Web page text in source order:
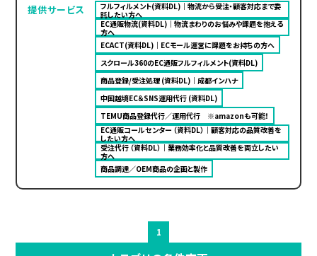
提供サービス
フルフィルメント(資料DL)｜物流から受注・顧客対応まで委
託したい方へ
EC通販物流(資料DL)｜物流まわりのお悩みや課題を抱える
方へ
ECACT(資料DL)｜ECモール運営に課題をお持ちの方へ
スクロール360のEC通販フルフィルメント(資料DL)
商品登録/受注処理 (資料DL)｜成都インハナ
中国越境EC＆SNS運用代行 (資料DL)
TEMU商品登録代行／運用代行 ※amazonも可能！
EC通販コールセンター （資料DL）｜顧客対応の品質改善を
したい方へ
受注代行 （資料DL）｜業務効率化と品質改善を両立したい
方へ
商品調達／OEM商品の企画と製作
1